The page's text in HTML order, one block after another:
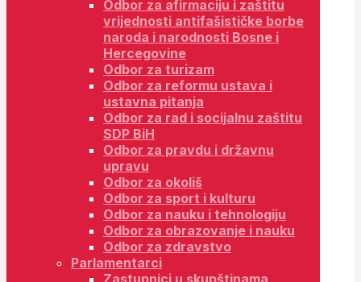
Odbor za afirmaciju i zaštitu
vrijednosti antifašističke borbe
naroda i narodnosti Bosne i
Hercegovine
Odbor za turizam
Odbor za reformu ustava i
ustavna pitanja
Odbor za rad i socijalnu zaštitu
SDP BiH
Odbor za pravdu i državnu
upravu
Odbor za okoliš
Odbor za sport i kulturu
Odbor za nauku i tehnologiju
Odbor za obrazovanje i nauku
Odbor za zdravstvo
Parlamentarci
Zastupnici u skupštinama